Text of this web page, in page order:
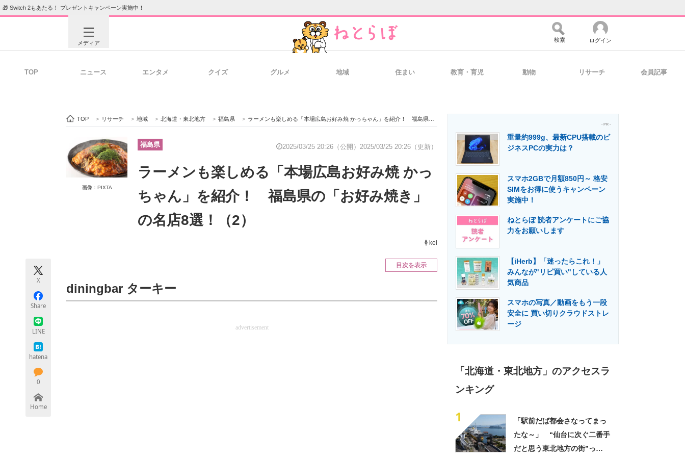
🎁 Switch 2もあたる！ プレゼントキャンペーン実施中！
メディア
ビジネスと働き方のヒント 経営リーダーのコミュニティ マーケ×ITの今がよく分かる
ITエンジニア向け専門サイト 製造業のIT導入・活用を支援
エネルギーの専門メディア 建設×テクノロジーの最前線
ちょっと気になるネットの話題
検索 ログイン
TOP ニュース エンタメ クイズ グルメ 地域 住まい 教育・育児 動物 リサーチ 会員記事
TOP > リサーチ > 地域 > 北海道・東北地方 > 福島県 > ラーメンも楽しめる「本場広島お好み焼 かっちゃん」を紹介！ 福島県の「お好み焼き」の名店8選！（2）
画像：PIXTA
福島県 2025/03/25 20:26（公開） 2025/03/25 20:26（更新）
ラーメンも楽しめる「本場広島お好み焼 かっ
ちゃん」を紹介！ 福島県の「お好み焼き」
の名店8選！（2）
kei
X
Share
LINE
hatena
0
Home
目次を表示
diningbar ターキー
advertisement
- PR -
重量約999g、最新CPU搭載のビ
ジネスPCの実力は？
スマホ2GBで月額850円～ 格安
SIMをお得に使うキャンペーン
実施中！
ねとらぼ 読者アンケートにご協
力をお願いします
【iHerb】「迷ったらこれ！」
みんなが"リピ買い"している人
気商品
スマホの写真／動画をもう一段
安全に 買い切りクラウドストレ
ージ
「北海道・東北地方」のアクセスラ
ンキング
1
「駅前だば都会さなってまっ
たな～」 “仙台に次ぐ二番手
だと思う東北地方の街”っ